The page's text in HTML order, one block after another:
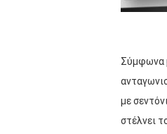
Σύμφωνα
με
στέλνει